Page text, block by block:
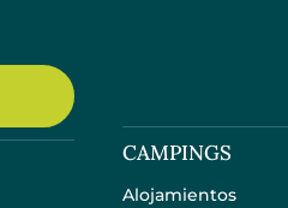
CAMPINGS
Alojamientos